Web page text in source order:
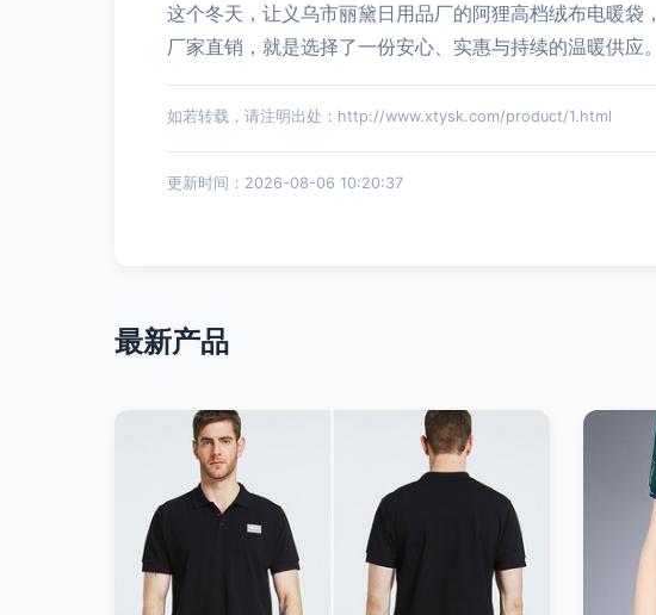
这个冬天，让义乌市丽黛日用品厂的阿狸高档绒布电暖
厂家直销，就是选择了一份安心、实惠与持续的温暖供应
如若转载，请注明出处：http://www.xtysk.com/product/1.html
更新时间：2026-08-06 10:20:37
最新产品